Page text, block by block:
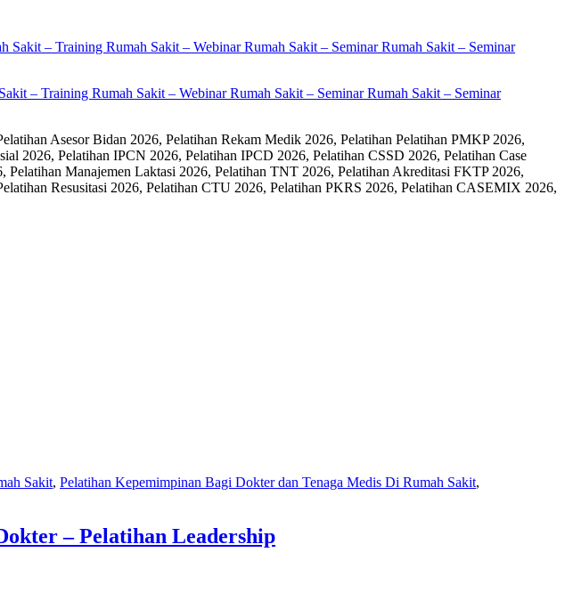
– Training Rumah Sakit – Webinar Rumah Sakit – Seminar Rumah Sakit – Seminar
Asesor Bidan 2026, Pelatihan Rekam Medik 2026, Pelatihan Pelatihan PMKP 2026,
2026, Pelatihan IPCN 2026, Pelatihan IPCD 2026, Pelatihan CSSD 2026, Pelatihan Case
Manajemen Laktasi 2026, Pelatihan TNT 2026, Pelatihan Akreditasi FKTP 2026,
Resusitasi 2026, Pelatihan CTU 2026, Pelatihan PKRS 2026, Pelatihan CASEMIX 2026,
Sakit, Pelatihan Kepemimpinan Bagi Dokter dan Tenaga Medis Di Rumah Sakit,
– Pelatihan Leadership